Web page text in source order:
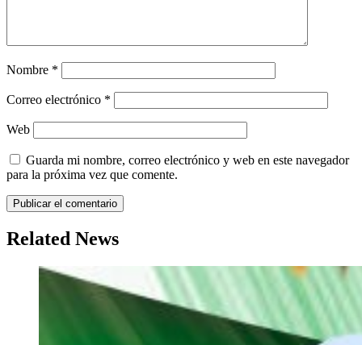
Nombre *
Correo electrónico *
Web
Guarda mi nombre, correo electrónico y web en este navegador
para la próxima vez que comente.
Related News